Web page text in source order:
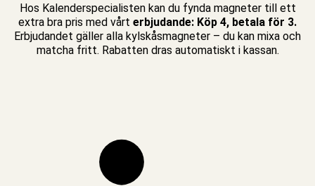
Hos Kalenderspecialisten kan du fynda magneter till ett
extra bra pris med vårt erbjudande: Köp 4, betala för 3.
Erbjudandet gäller alla kylskåsmagneter – du kan mixa och
matcha fritt. Rabatten dras automatiskt i kassan.